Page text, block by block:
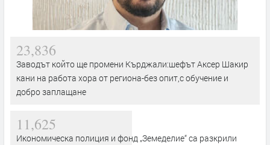
23,836
Заводът който ще промени Кърджали:шефът Аксер Шакир
кани на работа хора от региона-без опит,с обучение и
добро заплащане
11,625
Икономическа полиция и фонд „Земеделие“ са разкрили